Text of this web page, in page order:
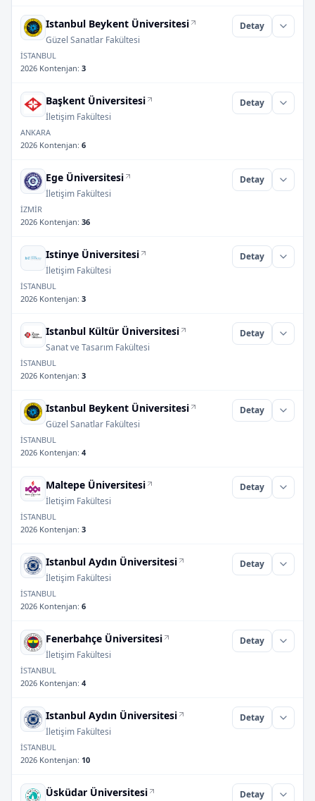
Istanbul Beykent Üniversitesi
Güzel Sanatlar Fakültesi
Detay
İSTANBUL
2026 Kontenjan: 3
Başkent Üniversitesi
İletişim Fakültesi
Detay
ANKARA
2026 Kontenjan: 6
Ege Üniversitesi
İletişim Fakültesi
Detay
İZMİR
2026 Kontenjan: 36
Istinye Üniversitesi
İletişim Fakültesi
Detay
İSTANBUL
2026 Kontenjan: 3
Istanbul Kültür Üniversitesi
Sanat ve Tasarım Fakültesi
Detay
İSTANBUL
2026 Kontenjan: 3
Istanbul Beykent Üniversitesi
Güzel Sanatlar Fakültesi
Detay
İSTANBUL
2026 Kontenjan: 4
Maltepe Üniversitesi
İletişim Fakültesi
Detay
İSTANBUL
2026 Kontenjan: 3
Istanbul Aydın Üniversitesi
İletişim Fakültesi
Detay
İSTANBUL
2026 Kontenjan: 6
Fenerbahçe Üniversitesi
İletişim Fakültesi
Detay
İSTANBUL
2026 Kontenjan: 4
Istanbul Aydın Üniversitesi
İletişim Fakültesi
Detay
İSTANBUL
2026 Kontenjan: 10
Üsküdar Üniversitesi Detay